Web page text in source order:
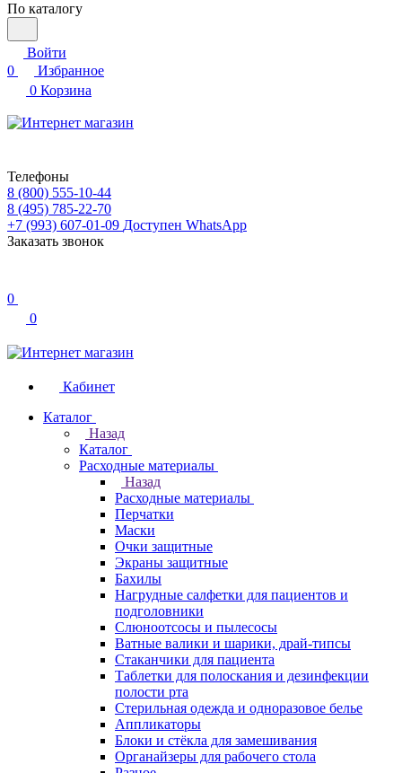
По каталогу
Войти
0
Избранное
0 Корзина
Телефоны
8 (800) 555-10-44
8 (495) 785-22-70
+7 (993) 607-01-09 Доступен WhatsApp
Заказать звонок
0
0
Кабинет
Каталог
Назад
Каталог
Расходные материалы
Назад
Расходные материалы
Перчатки
Маски
Очки защитные
Экраны защитные
Бахилы
Нагрудные салфетки для пациентов и
подголовники
Слюноотсосы и пылесосы
Ватные валики и шарики, драй-типсы
Стаканчики для пациента
Таблетки для полоскания и дезинфекции
полости рта
Стерильная одежда и одноразовое белье
Аппликаторы
Блоки и стёкла для замешивания
Органайзеры для рабочего стола